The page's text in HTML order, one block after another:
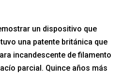
un dispositivo que
una patente británica que
incandescente de filamento
parcial. Quince años más